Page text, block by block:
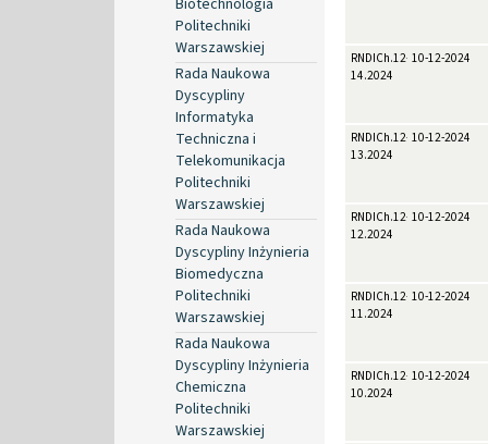
Politechniki
Warszawskiej
Rada Naukowa
Dyscypliny
Informatyka
Techniczna i
Telekomunikacja
Politechniki
Warszawskiej
Rada Naukowa
Dyscypliny Inżynieria
Biomedyczna
Politechniki
Warszawskiej
Rada Naukowa
Dyscypliny Inżynieria
Chemiczna
Politechniki
Warszawskiej
RNDICh.12-
14.2024
10-12-2024
RNDICh.12-
13.2024
10-12-2024
RNDICh.12-
12.2024
10-12-2024
RNDICh.12-
11.2024
10-12-2024
RNDICh.12-
10.2024
10-12-2024